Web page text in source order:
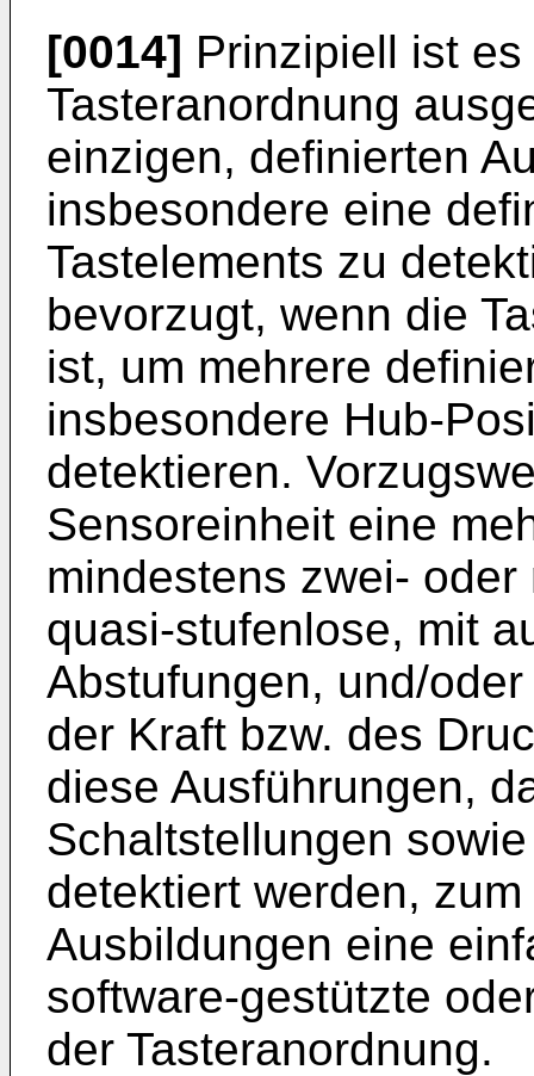
[0014] Prinzipiell ist
Tasteranordnung
einzigen, definierten
insbesondere eine
Tastelements zu
bevorzugt, wenn die
ist, um mehrere
insbesondere Hub-
detektieren.
Sensoreinheit eine
mindestens zwei-
quasi-stufenlose, mit
Abstufungen, und/
der Kraft bzw. des
diese Ausführungen,
Schaltstellungen
detektiert werden,
Ausbildungen eine
software-gestützte
der Tasteranordnung.